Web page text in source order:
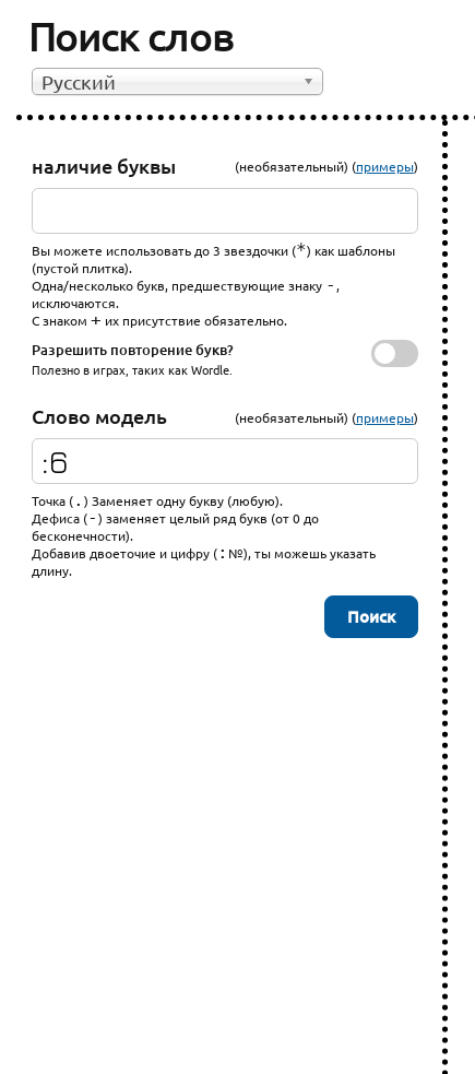
Поиск слов
Русский
наличие буквы (необязательный) (примеры)
Вы можете использовать до 3 звездочки (*) как шаблоны
(пустой плитка).
Одна/несколько букв, предшествующие знаку - ,
исключаются.
С знаком+ их присутствие обязательно.
Разрешить повторение букв?
Полезно в играх, таких как Wordle.
Слово модель (необязательный) (примеры)
Точка (.) Заменяет одну букву (любую).
Дефиса (-) заменяет целый ряд букв (от 0 до
бесконечности).
Добавив двоеточие и цифру (: №), ты можешь указать
длину.